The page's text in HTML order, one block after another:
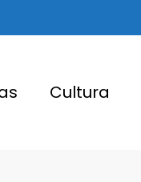
Cultura